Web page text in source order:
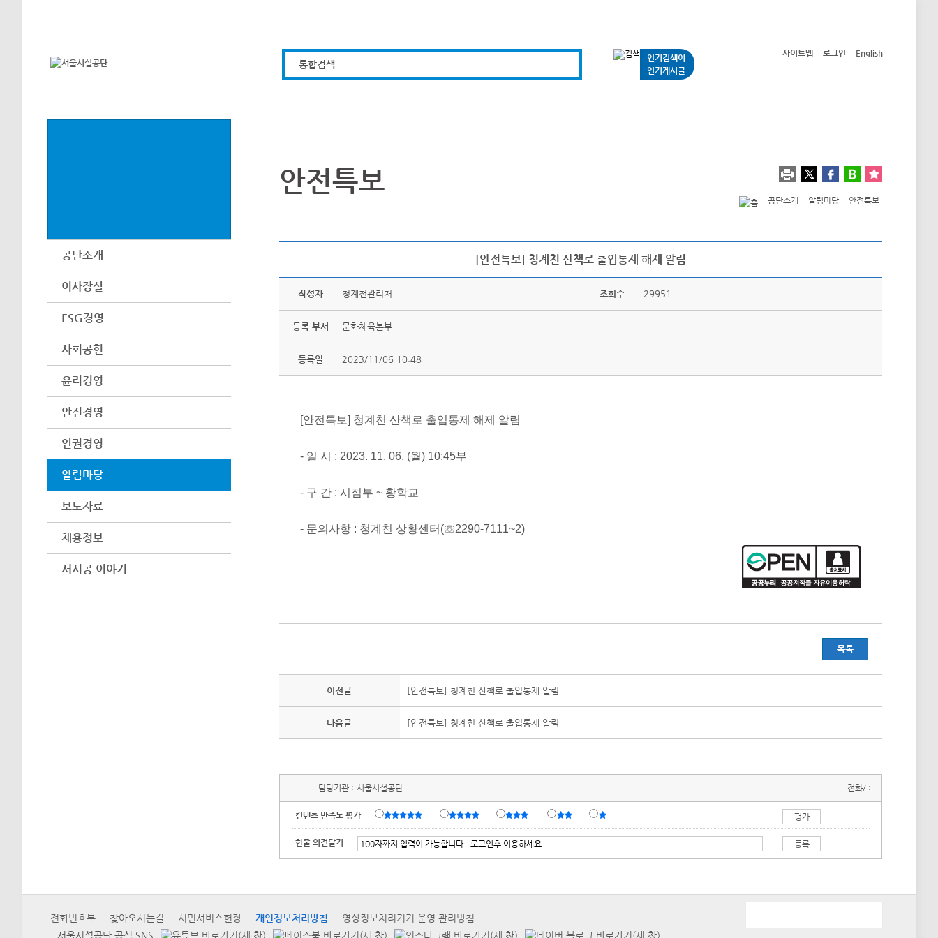
통합검색
인기검색어
인기게시글
사이트맵 로그인 English
공단소개
이사장실
ESG경영
사회공헌
윤리경영
안전경영
인권경영
알림마당
보도자료
채용정보
서시공 이야기
안전특보
공단소개 알림마당 안전특보
[안전특보] 청계천 산책로 출입통제 해제 알림
작성자 청계천관리처 조회수 29951
등록 부서 문화체육본부
등록일 2023/11/06 10:48
[안전특보] 청계천 산책로 출입통제 해제 알림
- 일 시 : 2023. 11. 06. (월) 10:45부
- 구 간 : 시점부 ~ 황학교
- 문의사항 : 청계천 상황센터(☏2290-7111~2)
목록
이전글 [안전특보] 청계천 산책로 출입통제 알림
다음글 [안전특보] 청계천 산책로 출입통제 알림
담당기관 : 서울시설공단 전화/ :
컨텐츠 만족도 평가
한줄 의견달기
전화번호부 찾아오시는길 시민서비스헌장 개인정보처리방침
영상정보처리기기 운영·관리방침
서울시설공단 공식 SNS